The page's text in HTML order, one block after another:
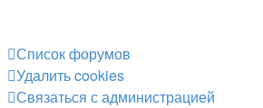
Список форумов
Удалить cookies
Связаться
Связаться садминистрацией